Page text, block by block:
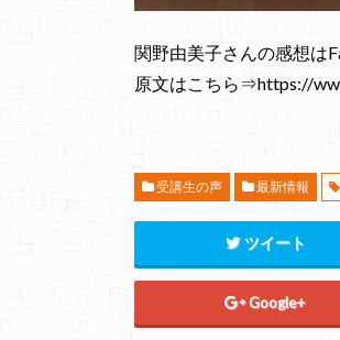
関野由美子さんの感想は
原文はこちら⇒https://
受講生の声 最新情報
ツイート
Google+